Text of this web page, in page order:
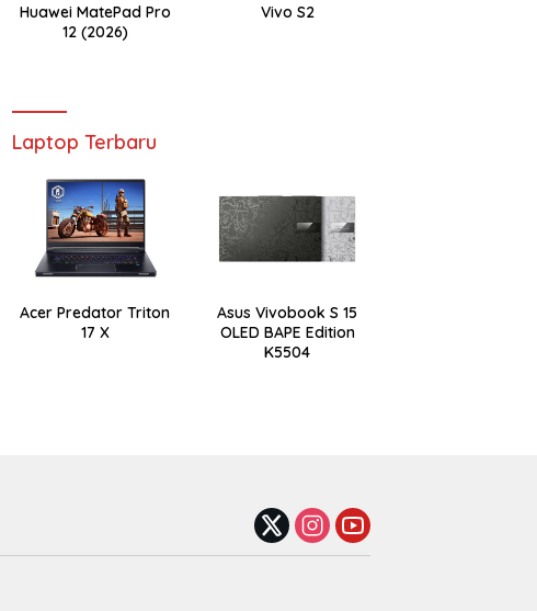
Huawei MatePad Pro
12 (2026)
Vivo S2
Laptop Terbaru
Acer Predator Triton
17 X
Asus Vivobook S 15
OLED BAPE Edition
K5504